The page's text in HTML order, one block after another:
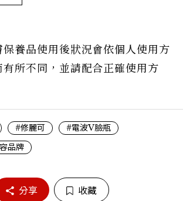
保養品使用後狀況會依個人使用方
所不同，並請配合正確使用方
#修麗可
#電波V臉瓶
品牌
分享 收藏